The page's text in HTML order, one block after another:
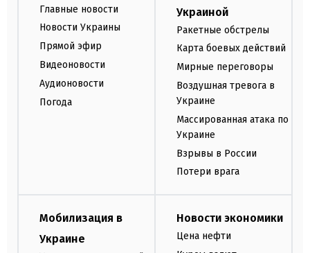
Главные новости
Новости Украины
Прямой эфир
Видеоновости
Аудионовости
Погода
Украиной
Ракетные обстрелы
Карта боевых действий
Мирные переговоры
Воздушная тревога в
Украине
Массированная атака по
Украине
Взрывы в России
Потери врага
Мобилизация в
Украине
Новости экономики
Цена нефти